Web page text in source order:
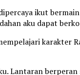
ikut
aku dapat
karakter
Lantaran